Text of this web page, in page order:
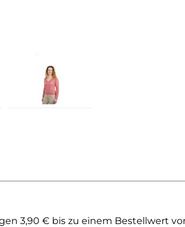
3,90 € bis zu einem Bestellwert